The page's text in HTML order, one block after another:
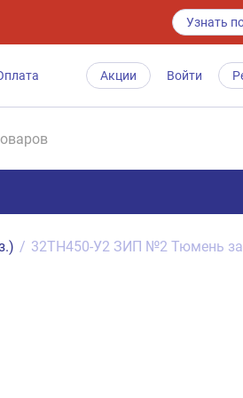
Узнать
Акции Войти
/ 32ТН450-У2 ЗИП №2 Тюмень